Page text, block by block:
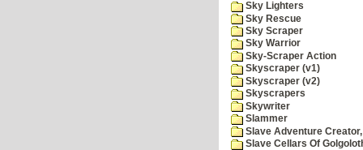
Sky Lighters
Sky Rescue
Sky Scraper
Sky Warrior
Sky-Scraper Action
Skyscraper (v1)
Skyscraper (v2)
Skyscrapers
Skywriter
Slammer
Slave Adventure Creator,
Slave Cellars Of